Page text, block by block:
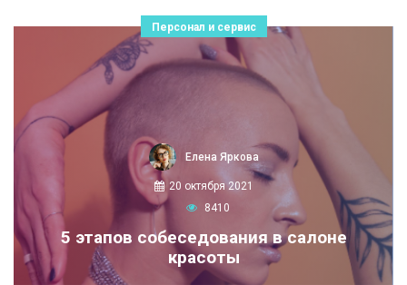
Персонал и сервис
Елена Яркова
20 октября 2021
8410
5 этапов собеседования в салоне
красоты